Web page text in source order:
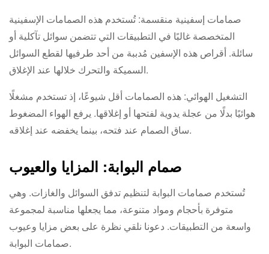
صمامات إسفينية منقسمة: تُستخدم هذه الصمامات الإسفينية
المتخصصة غالبًا في التطبيقات التي تتضمن سوائل تآكلية أو
سائلة. أقراص هذه الإسفين مُدببة من أحد طرفيها لقطع السوائل
السميكة والتحرك خلالها عند الإغلاق.
التشغيل الهوائي: هذه الصمامات أقل شيوعًا، إذ تستخدم مشغلًا
هوائيًا بدلًا من عجلة يدوية لفتحها أو إغلاقها. يرفع الهواء المضغوط
ساق الصمام عند فتحه، بينما يخفضه عند إغلاقه.
صمام البوابة: المزايا والعيوب
تُستخدم صمامات البوابة لتنظيم تدفق السوائل والغازات. وهي
متوفرة بأحجام ومواد متنوعة، مما يجعلها مناسبة لمجموعة
واسعة من التطبيقات. دعونا نلقي نظرة على بعض مزايا وعيوب
صمامات البوابة.